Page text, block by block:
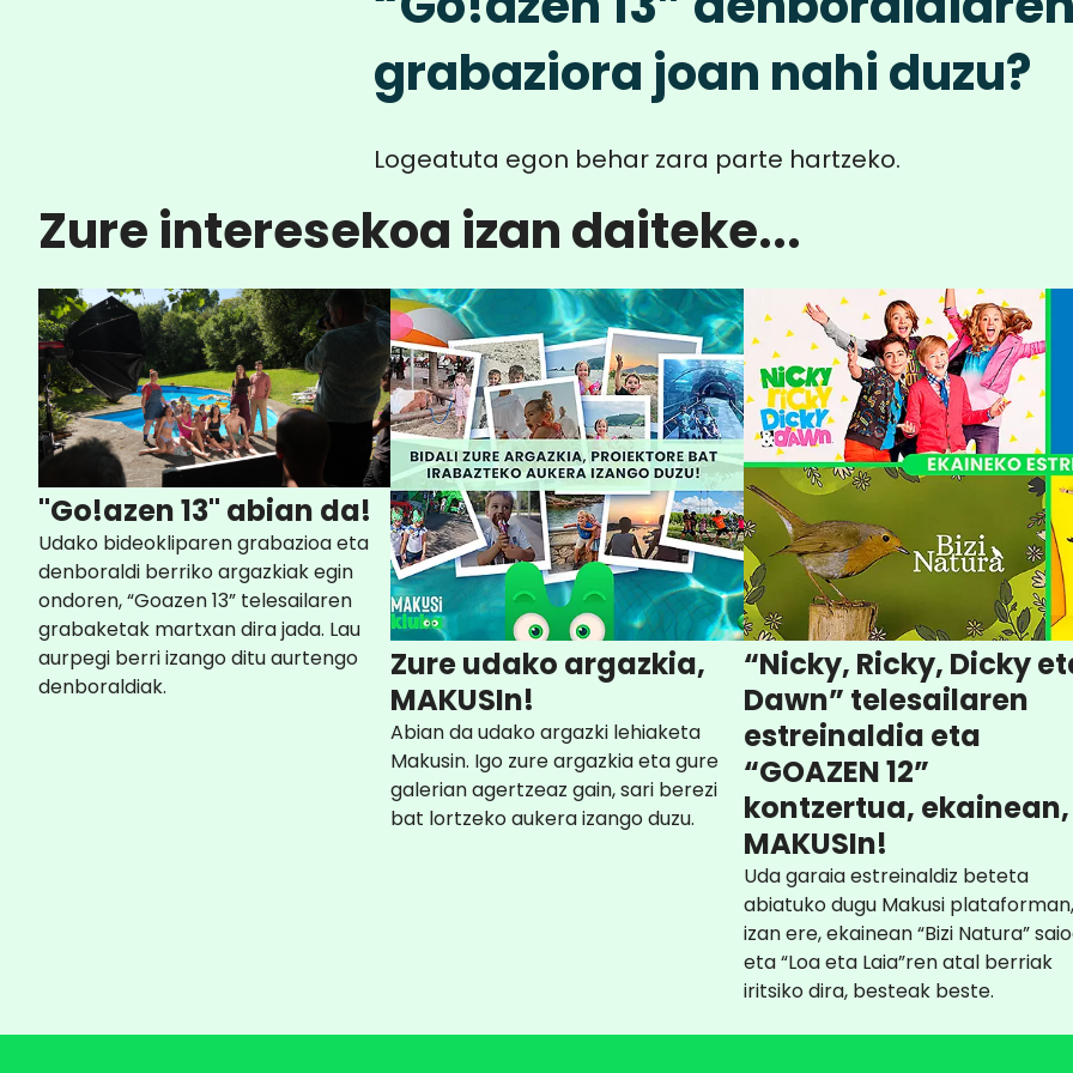
grabaziora joan nahi duzu?
Logeatuta egon behar zara parte hartzeko.
Zure interesekoa izan daiteke...
"Go!azen 13" abian da!
Udako bideokliparen grabazioa eta
denboraldi berriko argazkiak egin
ondoren, “Goazen 13” telesailaren
grabaketak martxan dira jada. Lau
aurpegi berri izango ditu aurtengo
denboraldiak.
Zure udako argazkia,
MAKUSIn!
Abian da udako argazki lehiaketa
Makusin. Igo zure argazkia eta gure
galerian agertzeaz gain, sari berezi
bat lortzeko aukera izango duzu.
“Nicky, Ricky, Dicky
Dawn” telesailaren
estreinaldia eta
“GOAZEN 12”
kontzertua, ekainean,
MAKUSIn!
Uda garaia estreinaldiz beteta
abiatuko dugu Makusi plataforman,
izan ere, ekainean “Bizi Natura”
eta “Loa eta Laia”ren atal berriak
iritsiko dira, besteak beste.